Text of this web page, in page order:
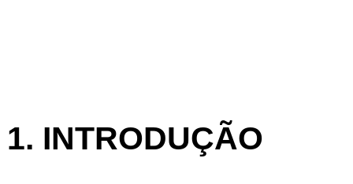
1. INTRODUÇÃO